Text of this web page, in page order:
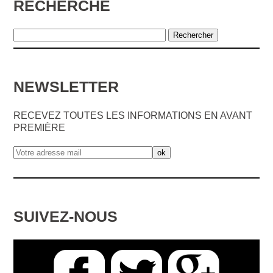
RECHERCHE
NEWSLETTER
RECEVEZ TOUTES LES INFORMATIONS EN AVANT
PREMIÈRE
SUIVEZ-NOUS